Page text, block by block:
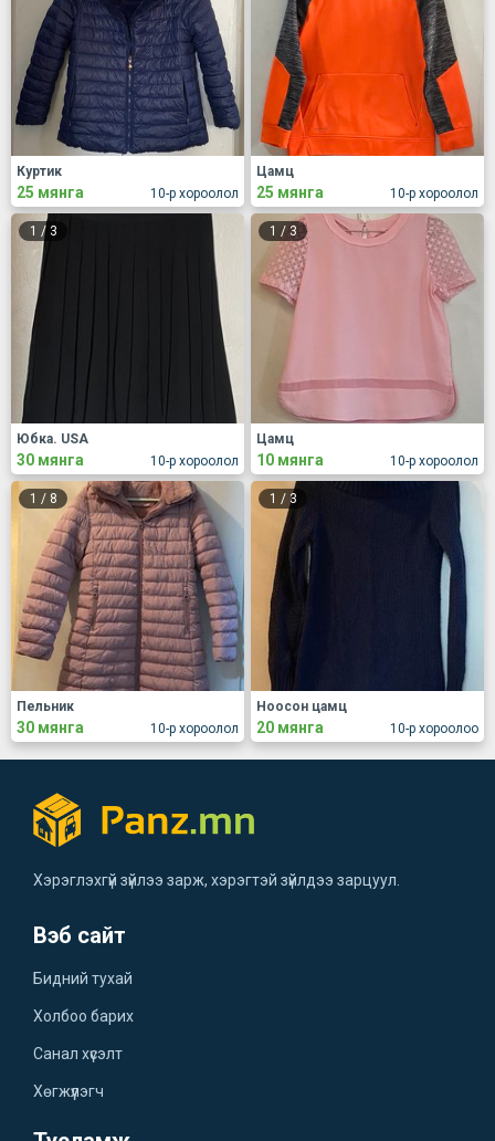
10-р хороолол
Куртик
25 мянга 10-р хороолол
Цамц
25 мянга
1 / 3
10-р хороолол
Юбка. USA
30 мянга
1 / 3
10-р хороолол
Цамц
10 мянга
1 / 8
10-р хороолол
Пельник
30 мянга
1 / 3
10-р хороолоо
Ноосон цамц
20 мянга
Хэрэглэхгүй зүйлээ зарж, хэрэгтэй зүйлдээ зарцуул.
Вэб сайт
Бидний тухай
Холбоо барих
Санал хүсэлт
Хөгжүүлэгч